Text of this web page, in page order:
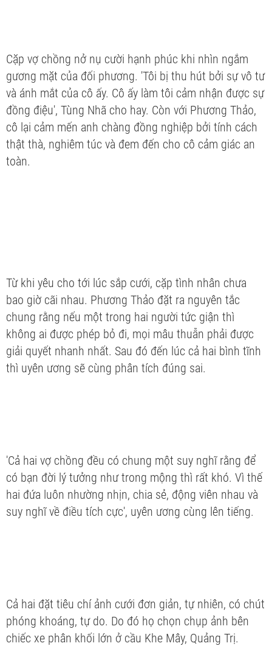
Cặp vợ chồng nở nụ cười hạnh phúc khi nhìn ngắm
gương mặt của đối phương. 'Tôi bị thu hút bởi sự vô tư
và ánh mắt của cô ấy. Cô ấy làm tôi cảm nhận được sự
đồng điệu', Tùng Nhã cho hay. Còn với Phương Thảo,
cô lại cảm mến anh chàng đồng nghiệp bởi tính cách
thật thà, nghiêm túc và đem đến cho cô cảm giác an
toàn.
Từ khi yêu cho tới lúc sắp cưới, cặp tình nhân chưa
bao giờ cãi nhau. Phương Thảo đặt ra nguyên tắc
chung rằng nếu một trong hai người tức giận thì
không ai được phép bỏ đi, mọi mâu thuẫn phải được
giải quyết nhanh nhất. Sau đó đến lúc cả hai bình tĩnh
thì uyên ương sẽ cùng phân tích đúng sai.
'Cả hai vợ chồng đều có chung một suy nghĩ rằng để
có bạn đời lý tưởng như trong mộng thì rất khó. Vì thế
hai đứa luôn nhường nhịn, chia sẻ, động viên nhau và
suy nghĩ về điều tích cực', uyên ương cùng lên tiếng.
Cả hai đặt tiêu chí ảnh cưới đơn giản, tự nhiên, có chút
phóng khoáng, tự do. Do đó họ chọn chụp ảnh bên
chiếc xe phân khối lớn ở cầu Khe Mây, Quảng Trị.